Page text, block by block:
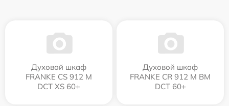
Духовой шкаф
FRANKE CS 912 M
DCT XS 60+
Духовой шкаф
FRANKE CR 912 M BM
DCT 60+